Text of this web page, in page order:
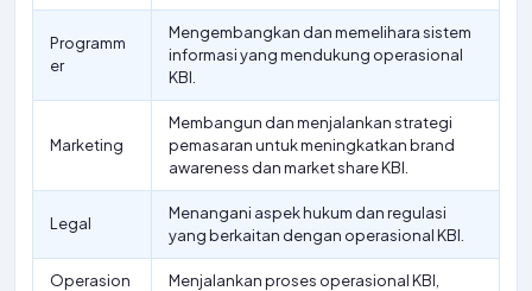
Programm
er
Mengembangkan dan memelihara sistem
informasi yang mendukung operasional
KBI.
Marketing
Membangun dan menjalankan strategi
pemasaran untuk meningkatkan brand
awareness dan market share KBI.
Legal
Menangani aspek hukum dan regulasi
yang berkaitan dengan operasional KBI.
Operasion
Menjalankan proses operasional KBI,